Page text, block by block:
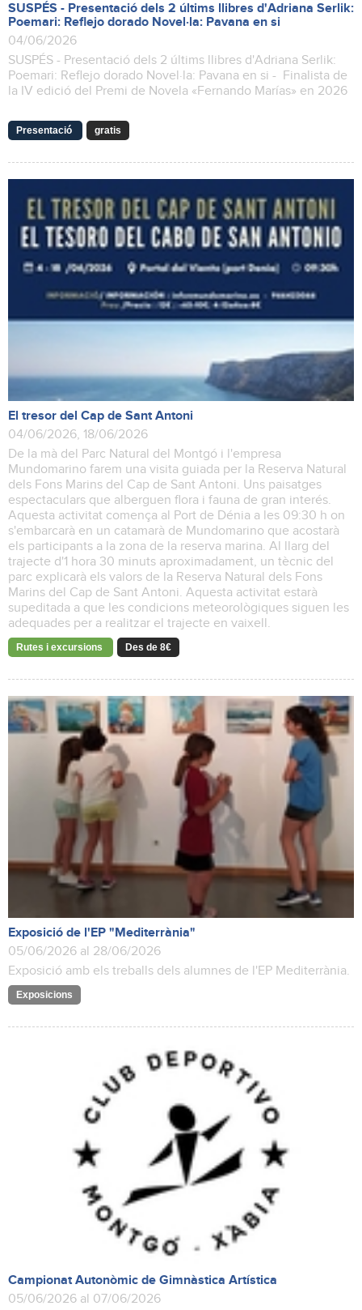
SUSPÉS - Presentació dels 2 últims llibres d'Adriana Serlik:
Poemari: Reflejo dorado Novel·la: Pavana en si
04/06/2026
SUSPÉS - Presentació dels 2 últims llibres d'Adriana Serlik:
Poemari: Reflejo dorado Novel·la: Pavana en si - Finalista de
la IV edició del Premi de Novela «Fernando Marías» en 2026
Presentació gratis
El tresor del Cap de Sant Antoni
04/06/2026, 18/06/2026
De la mà del Parc Natural del Montgó i l'empresa
Mundomarino farem una visita guiada per la Reserva Natural
dels Fons Marins del Cap de Sant Antoni. Uns paisatges
espectaculars que alberguen flora i fauna de gran interés.
Aquesta activitat comença al Port de Dénia a les 09:30 h on
s'embarcarà en un catamarà de Mundomarino que acostarà
els participants a la zona de la reserva marina. Al llarg del
trajecte d'1 hora 30 minuts aproximadament, un tècnic del
parc explicarà els valors de la Reserva Natural dels Fons
Marins del Cap de Sant Antoni. Aquesta activitat estarà
supeditada a que les condicions meteorològiques siguen les
adequades per a realitzar el trajecte en vaixell.
Rutes i excursions Des de 8€
Exposició de l'EP "Mediterrània"
05/06/2026 al 28/06/2026
Exposició amb els treballs dels alumnes de l'EP Mediterrània.
Exposicions
Campionat Autonòmic de Gimnàstica Artística
05/06/2026 al 07/06/2026